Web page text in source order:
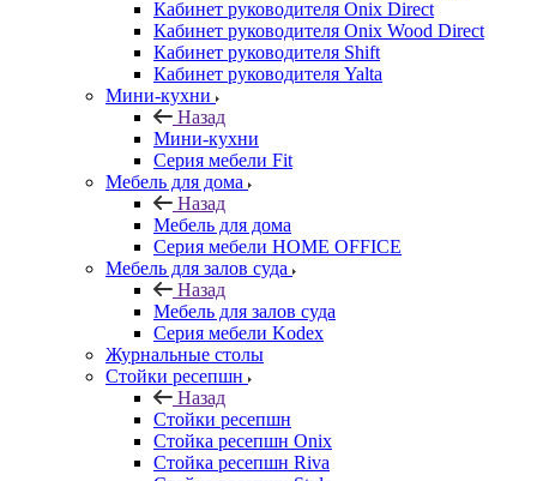
Кабинет руководителя Onix Direct
Кабинет руководителя Onix Wood Direct
Кабинет руководителя Shift
Кабинет руководителя Yalta
Мини-кухни
Назад
Мини-кухни
Серия мебели Fit
Мебель для дома
Назад
Мебель для дома
Серия мебели HOME OFFICE
Мебель для залов суда
Назад
Мебель для залов суда
Серия мебели Kodex
Журнальные столы
Стойки ресепшн
Назад
Стойки ресепшн
Стойка ресепшн Onix
Стойка ресепшн Riva